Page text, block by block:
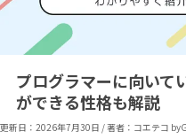
プログラマーに向いて
ができる性格も解説
更新日： 2026年7月30日 /著者：コエテコ